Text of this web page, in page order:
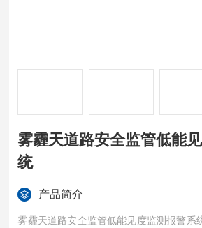
雾霾天道路安全监管低能
统
产品简介
雾霾天道路安全监管低能见度监测报警系